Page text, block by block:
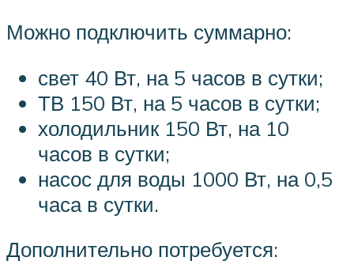
Можно подключить суммарно:
свет 40 Вт, на 5 часов в сутки;
ТВ 150 Вт, на 5 часов в сутки;
холодильник 150 Вт, на 10
часов в сутки;
насос для воды 1000 Вт, на 0,5
часа в сутки.
Дополнительно потребуется: